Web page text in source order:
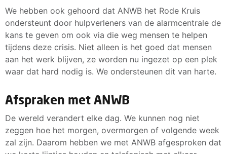
We hebben ook gehoord dat ANWB het Rode Kruis
ondersteunt door hulpverleners van de alarmcentrale de
kans te geven om ook via die weg mensen te helpen
tijdens deze crisis. Niet alleen is het goed dat mensen
aan het werk blijven, ze worden nu ingezet op een plek
waar dat hard nodig is. We ondersteunen dit van harte.
Afspraken met ANWB
De wereld verandert elke dag. We kunnen nog niet
zeggen hoe het morgen, overmorgen of volgende week
zal zijn. Daarom hebben we met ANWB afgesproken dat